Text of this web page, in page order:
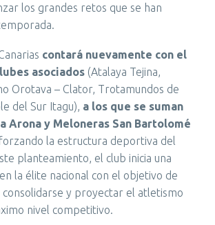
los grandes retos que se han
contará nuevamente con el
asociados (Atalaya Tejina,
Orotava – Clator, Trotamundos de
del Sur Itagu), a los que se suman
Arona y Meloneras San Bartolomé
la estructura deportiva del
planteamiento, el club inicia una
la élite nacional con el objetivo de
consolidarse y proyectar el atletismo
nivel competitivo.